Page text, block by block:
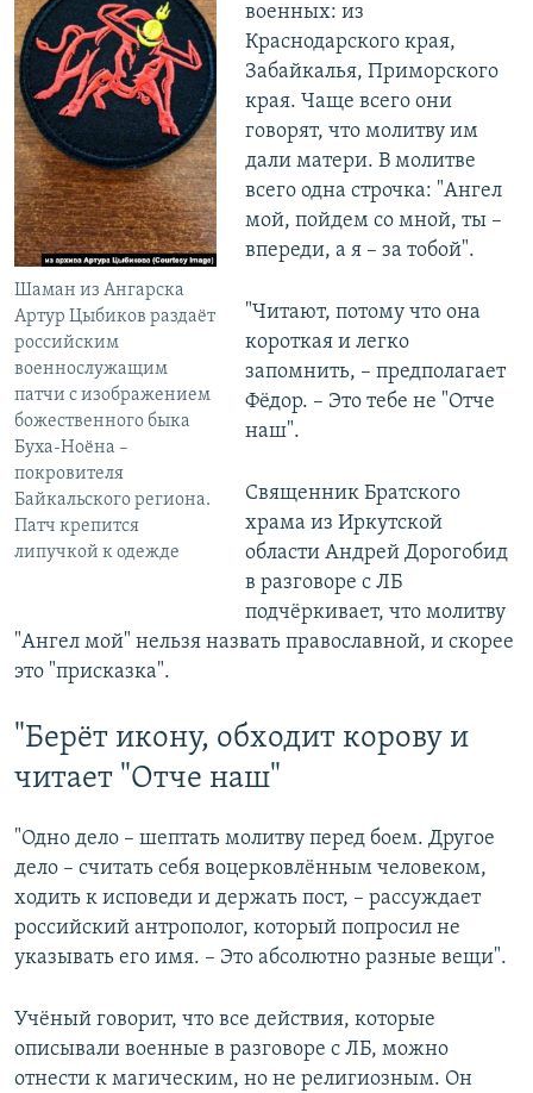
Шаман из Ангарска
Артур Цыбиков раздаёт
российским
военнослужащим
патчи с изображением
божественного быка
Буха-Ноёна –
покровителя
Байкальского региона.
Патч крепится
липучкой к одежде
военных: из
Краснодарского края,
Забайкалья, Приморского
края. Чаще всего они
говорят, что молитву им
дали матери. В молитве
всего одна строчка: "Ангел
мой, пойдем со мной, ты –
впереди, а я – за тобой".
"Читают, потому что она
короткая и легко
запомнить, – предполагает
Фёдор. – Это тебе не "Отче
наш".
Священник Братского
храма из Иркутской
области Андрей Дорогобид
в разговоре с ЛБ
подчёркивает, что молитву
"Ангел мой" нельзя назвать православной, и скорее
это "присказка".
"Берёт икону, обходит корову и
читает "Отче наш"
"Одно дело – шептать молитву перед боем. Другое
дело – считать себя воцерковлённым человеком,
ходить к исповеди и держать пост, – рассуждает
российский антрополог, который попросил не
указывать его имя. – Это абсолютно разные вещи".
Учёный говорит, что все действия, которые
описывали военные в разговоре с ЛБ, можно
отнести к магическим, но не религиозным. Он